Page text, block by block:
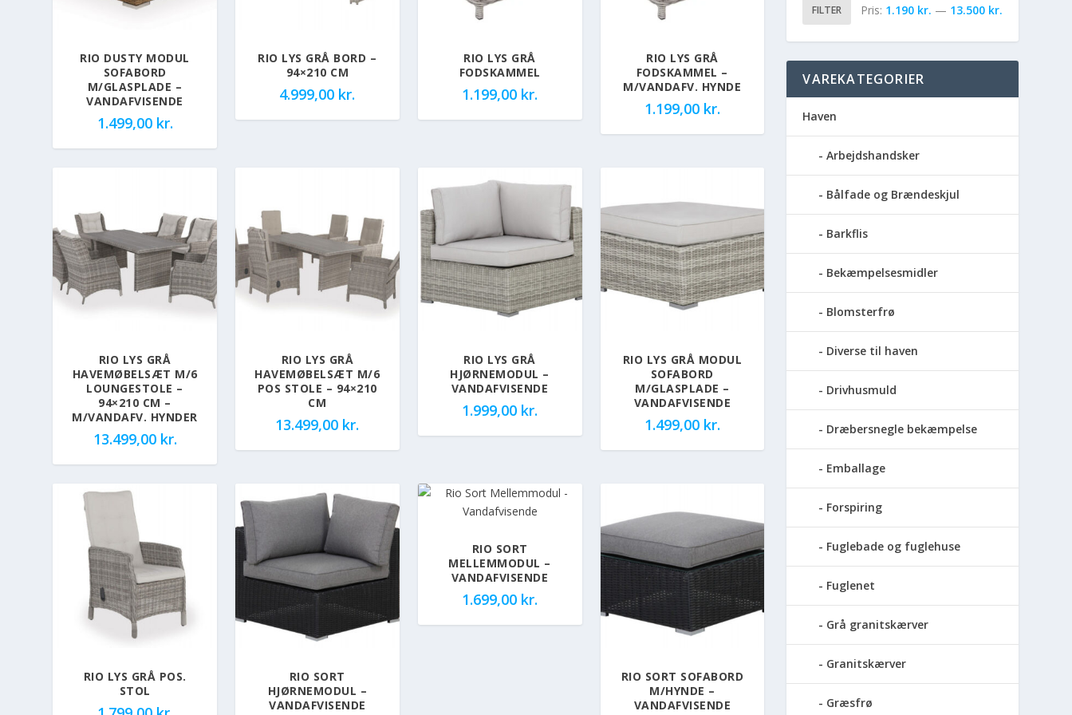
RIO DUSTY MODUL
SOFABORD
M/GLASPLADE –
VANDAFVISENDE
1.499,00 kr.
RIO LYS GRÅ BORD –
94×210 CM
4.999,00 kr.
RIO LYS GRÅ
FODSKAMMEL
1.199,00 kr.
RIO LYS GRÅ
FODSKAMMEL –
M/VANDAFV. HYNDE
1.199,00 kr.
RIO LYS GRÅ
HAVEMØBELSÆT M/6
LOUNGESTOLE –
94×210 CM –
M/VANDAFV. HYNDER
13.499,00 kr.
RIO LYS GRÅ
HAVEMØBELSÆT M/6
POS STOLE – 94×210
CM
13.499,00 kr.
RIO LYS GRÅ
HJØRNEMODUL –
VANDAFVISENDE
1.999,00 kr.
RIO LYS GRÅ MODUL
SOFABORD
M/GLASPLADE –
VANDAFVISENDE
1.499,00 kr.
RIO LYS GRÅ POS.
STOL
RIO SORT
HJØRNEMODUL –
VANDAFVISENDE
RIO SORT
MELLEMMODUL –
VANDAFVISENDE
1.699,00 kr.
RIO SORT SOFABORD
M/HYNDE –
VANDAFVISENDE
FILTER Pris: 1.190 kr. — 13.500 kr.
VAREKATEGORIER
Haven
Arbejdshandsker
Bålfade og Brændeskjul
Barkflis
Bekæmpelsesmidler
Blomsterfrø
Diverse til haven
Drivhusmuld
Dræbersnegle bekæmpelse
Emballage
Forspiring
Fuglebade og fuglehuse
Fuglenet
Grå granitskærver
Granitskærver
Græsfrø